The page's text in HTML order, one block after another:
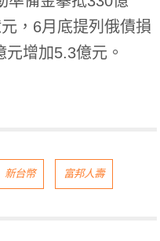
，6月底提列俄債損
增加5.3億元。
新台幣 富邦人壽